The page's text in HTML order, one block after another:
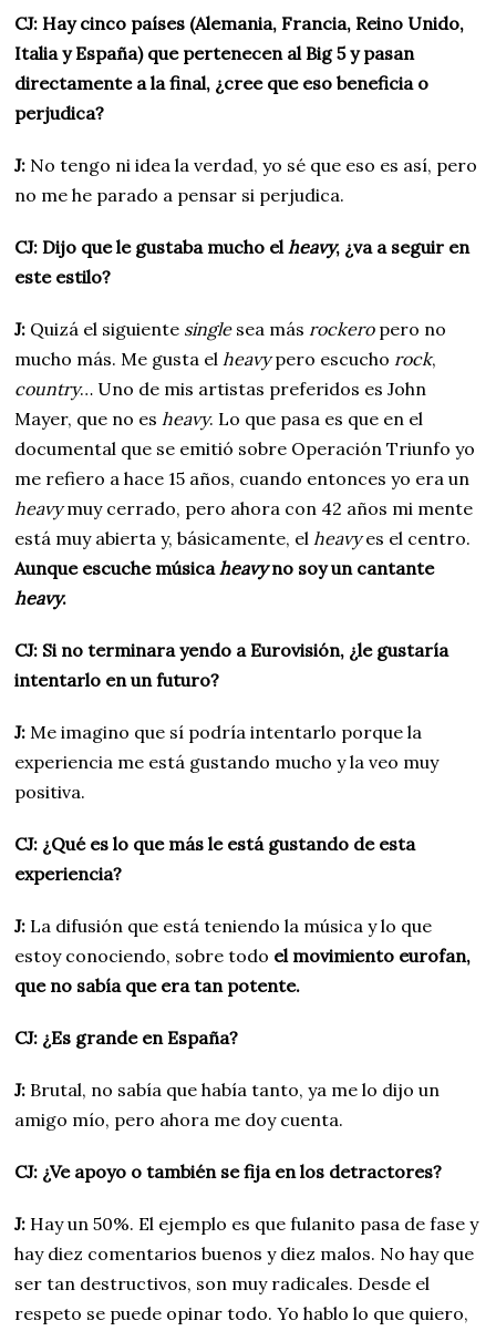
CJ: Hay cinco países (Alemania, Francia, Reino Unido,
Italia y España) que pertenecen al Big 5 y pasan
directamente a la final, ¿cree que eso beneficia o
perjudica?
J: No tengo ni idea la verdad, yo sé que eso es así, pero
no me he parado a pensar si perjudica.
CJ: Dijo que le gustaba mucho elheavy, ¿va a seguir en
este estilo?
J: Quizá el siguiente singlesea másrockeropero no
mucho más. Me gusta elheavypero escuchorock,
country… Uno de mis artistas preferidos es John
Mayer, que no esheavy. Lo que pasa es que en el
documental que se emitió sobre Operación Triunfo yo
me refiero a hace 15 años, cuando entonces yo era un
heavymuy cerrado, pero ahora con 42 años mi mente
está muy abierta y, básicamente, elheavyes el centro.
Aunque escuche músicaheavyno soy un cantante
heavy.
CJ: Si no terminara yendo a Eurovisión, ¿le gustaría
intentarlo en un futuro?
J: Me imagino que sí podría intentarlo porque la
experiencia me está gustando mucho y la veo muy
positiva.
CJ: ¿Qué es lo que más le está gustando de esta
experiencia?
J: La difusión que está teniendo la música y lo que
estoy conociendo, sobre todo el movimiento eurofan,
que no sabía que era tan potente.
CJ: ¿Es grande en España?
J: Brutal, no sabía que había tanto, ya me lo dijo un
amigo mío, pero ahora me doy cuenta.
CJ: ¿Ve apoyo o también se fija en los detractores?
J: Hay un 50%. El ejemplo es que fulanito pasa de fase y
hay diez comentarios buenos y diez malos. No hay que
ser tan destructivos, son muy radicales. Desde el
respeto se puede opinar todo. Yo hablo lo que quiero,